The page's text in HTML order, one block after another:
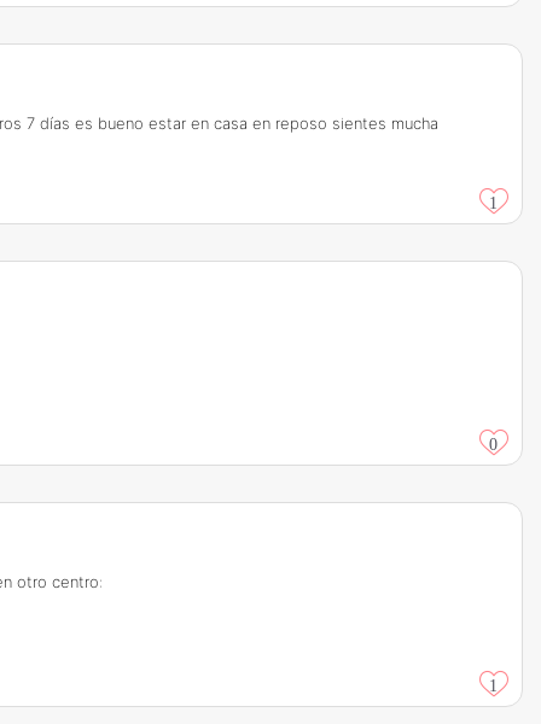
7 días es bueno estar en casa en reposo sientes mucha
1
0
otro centro:
1